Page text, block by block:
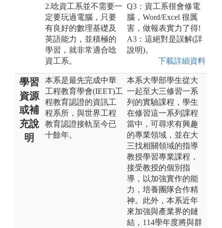
2.唸資工系並不需要一
定要玩過電腦，只要
有良好的數理基礎及
英語能力，並積極的
學習，就非常適合唸
資工系。
Q3：資工系很會修電
腦，Word/Excel 很厲
害，做報表實力了得!
A3：這絕對是誤解(詳
說明)。
下載詳細資料
學習
資源
或補
充說
明
本系是最先完成中華
工程教育學會(IEET)工
程教育認證的資訊工
程系所，與世界工程
教育認證接軌至今已
十餘年。
本系大學部學生從大
一起至大三修習一系
列的實驗課程，學生
在修習這一系列課程
當中，可尋求有興趣
的專業領域，並在大
三找相關領域的指導
教授學習專業課程，
接受教授的個別指
導，以加強實作的能
力，培養團隊合作精
神。此外，本系近年
來加強與產業界的鏈
結，114學年度將與群